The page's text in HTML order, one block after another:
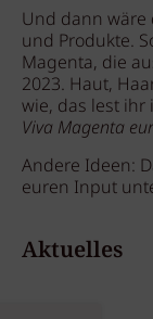
Und dann wäre
und Produkte.
Magenta, die
2023. Haut,
wie, das lest ihr
Viva Magenta
Andere Ideen:
euren Input
Aktuelles